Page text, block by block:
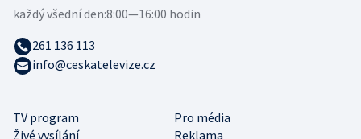
TV program
Pro média
Živé vysílání
Reklama
každý všední den:8:00—16:00 hodin
261 136 113
info@ceskatelevize.cz